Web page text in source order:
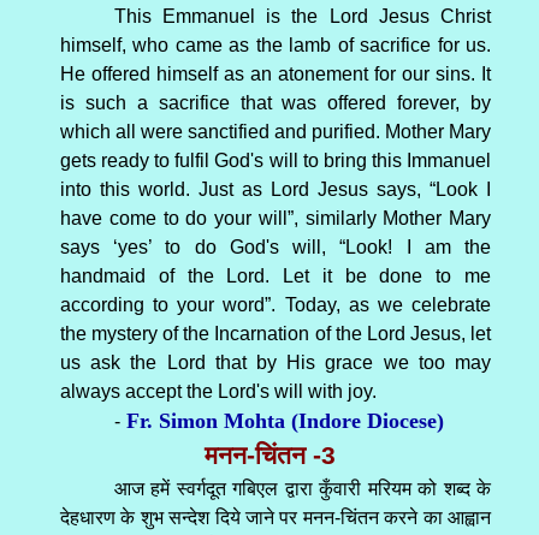
This Emmanuel is the Lord Jesus Christ
himself, who came as the lamb of sacrifice for us.
He offered himself as an atonement for our sins. It
is such a sacrifice that was offered forever, by
which all were sanctified and purified. Mother Mary
gets ready to fulfil God's will to bring this Immanuel
into this world. Just as Lord Jesus says, “Look I
have come to do your will”, similarly Mother Mary
says ‘yes’ to do God's will, “Look! I am the
handmaid of the Lord. Let it be done to me
according to your word”. Today, as we celebrate
the mystery of the Incarnation of the Lord Jesus, let
us ask the Lord that by His grace we too may
always accept the Lord's will with joy.
-Fr. Simon Mohta (Indore Diocese)
मनन-चिंतन -3
आज हमें स्वर्गदूत गबिएल द्वारा कुँवारी मरियम को शब्द के
देहधारण के शुभ सन्देश दिये जाने पर मनन-चिंतन करने का आह्वान